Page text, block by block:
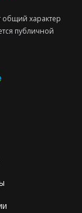
общий характер
публичной